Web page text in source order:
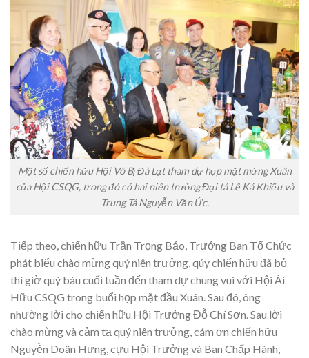
Một số chiến hữu Hội Võ Bị Đà Lạt tham dự họp mặt mừng Xuân
của Hội CSQG, trong đó có hai niên trưởng Đại tá Lê Ká Khiếu và
Trung Tá Nguyễn Văn Ức.
Tiếp theo, chiến hữu Trần Trọng Bảo, Trưởng Ban Tổ Chức
phát biểu chào mừng quý niên trưởng, qúy chiến hữu đã bỏ
thì giờ quý báu cuối tuần đến tham dự chung vui với Hội Ái
Hữu CSQG trong buổi họp mặt đầu Xuân. Sau đó, ông
nhường lời cho chiến hữu Hội Trưởng Đỗ Chí Sơn. Sau lời
chào mừng và cảm tạ quý niên trưởng, cám ơn chiến hữu
Nguyễn Doãn Hưng, cựu Hội Trưởng và Ban Chấp Hành,